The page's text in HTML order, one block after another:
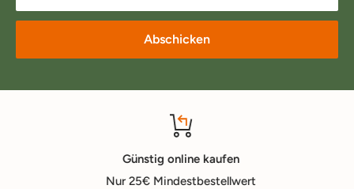
Abschicken
Günstig online kaufen
Nur 25€ Mindestbestellwert